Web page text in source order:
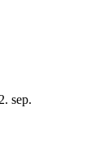
sep.